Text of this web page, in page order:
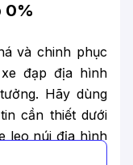
0%
và chinh phục
đạp địa hình
Hãy dùng
cần thiết dưới
leo núi địa hình
cầu.